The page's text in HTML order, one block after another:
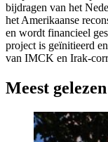
bijdragen van het
het Amerikaanse
en wordt financieel
project is geïnitieerd
van IMCK en Irak-
Meest gelezen